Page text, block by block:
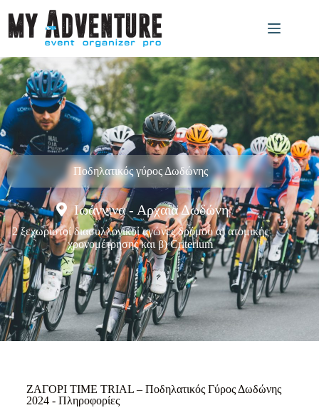
Ποδηλατικός γύρος Δωδώνης
Ιωάννινα - Αρχαία Δωδώνη
2 ξεχωριστοί διασυλλογικοί αγώνες δρόμου α) ατομικής
χρονομέτρησης και β) Criterium
ΖΑΓΟΡΙ TIME TRIAL – Ποδηλατικός Γύρος Δωδώνης
2024​ - Πληροφορίες